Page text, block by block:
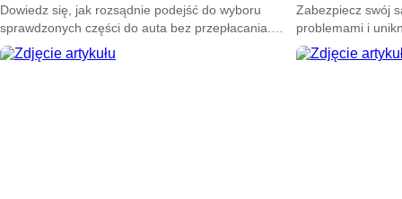
Dowiedz się, jak rozsądnie podejść do wyboru
sprawdzonych części do auta bez przepłacania.
Zadbaj o komfort jazdy i uniknij błędów, które mogą
kosztować więcej niż myślisz.
Zabezpiecz swój
problemami i
Poznaj proste
przygotuj auto na